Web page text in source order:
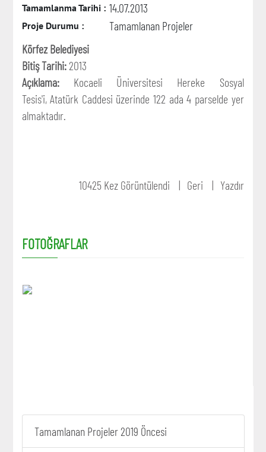
Tamamlanma Tarihi : 14.07.2013
Proje Durumu :
Tamamlanan Projeler
Körfez Belediyesi
Bitiş Tarihi:2013
Açıklama:Kocaeli Üniversitesi Hereke Sosyal
Tesis'i, Atatürk Caddesi üzerinde 122 ada 4 parselde yer
almaktadır.
10425 Kez Görüntülendi Geri Yazdır
FOTOĞRAFLAR
Tamamlanan Projeler 2019 Öncesi